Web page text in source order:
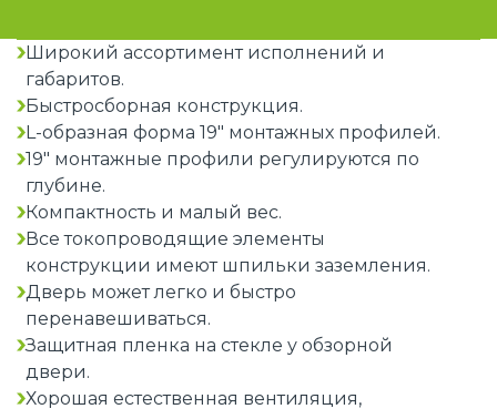
Широкий ассортимент исполнений и
габаритов.
Быстросборная конструкция.
L-образная форма 19" монтажных профилей.
19" монтажные профили регулируются по
глубине.
Компактность и малый вес.
Все токопроводящие элементы
конструкции имеют шпильки заземления.
Дверь может легко и быстро
перенавешиваться.
Защитная пленка на стекле у обзорной
двери.
Хорошая естественная вентиляция,